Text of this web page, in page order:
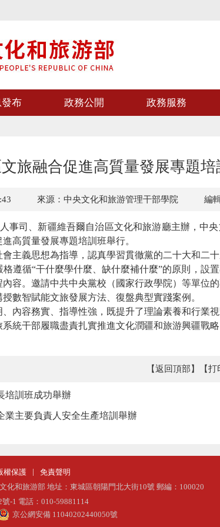
布 政務公開 政務服務
旅融合促進高質量發展專題培
來源：中央文化和旅游管理干部學院 編
司、新疆維吾爾自治區文化和旅游廳主辦，中央
高質量發展專題培訓班舉行。
義思想為指導，認真學習貫徹黨的二十大和二十
遵循“干什麼學什麼、缺什麼補什麼”的原則，設置
容。邀請中共中央黨校（國家行政學院）等單位
數智賦能文旅發展方法、復盤典型實踐案例。
容務實、指導性強，既提升了理論素養和行業視
統干部履職盡責扎實推進文化潤疆和旅游興疆戰
【返回頂部】 【
培訓班成功舉辦
業主要負責人安全生產培訓舉辦